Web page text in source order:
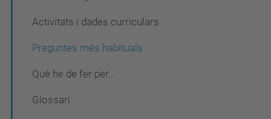
Activitats i dades curriculars
Preguntes més habituals
Què he de fer per...
Glossari